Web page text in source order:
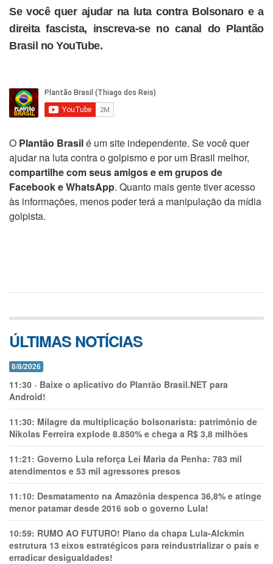
Se você quer ajudar na luta contra Bolsonaro e a
direita fascista, inscreva-se no canal do Plantão
Brasil no YouTube.
O Plantão Brasilé um site independente. Se você quer
ajudar na luta contra o golpismo e por um Brasil melhor,
compartilhe com seus amigos e em grupos de
Facebook e WhatsApp. Quanto mais gente tiver acesso
às informações, menos poder terá a manipulação da mídia
golpista.
ÚLTIMAS NOTÍCIAS
8/8/2026
11:30 - Baixe o aplicativo do Plantão Brasil.NET para
Android!
11:30: Milagre da multiplicação bolsonarista: patrimônio de
Nikolas Ferreira explode 8.850% e chega a R$ 3,8 milhões
11:21: Governo Lula reforça Lei Maria da Penha: 783 mil
atendimentos e 53 mil agressores presos
11:10: Desmatamento na Amazônia despenca 36,8% e atinge
menor patamar desde 2016 sob o governo Lula!
10:59: RUMO AO FUTURO! Plano da chapa Lula-Alckmin
estrutura 13 eixos estratégicos para reindustrializar o país e
erradicar desigualdades!